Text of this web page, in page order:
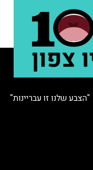
"הצבע שלנו זו עבריינות"